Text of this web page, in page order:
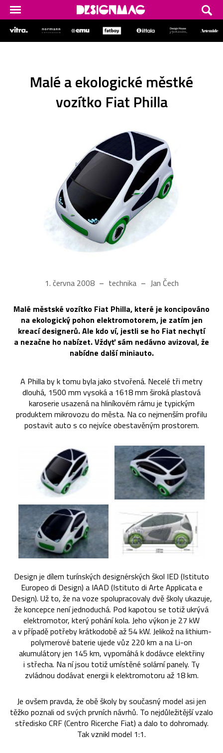
Malé a ekologické městké
vozítko Fiat Philla
1. června 2008 technika Jan Čech
Malé městské vozítko Fiat Philla, které je koncipováno
na ekologický pohon elektromotorem, je zatím jen
kreací designerů. Ale kdo ví, jestli se ho Fiat nechytí
a nezačne ho nabízet. Vždyť sám nedávno avizoval, že
nabídne další miniauto.
A Philla by k tomu byla jako stvořená. Necelé tři metry
dlouhá, 1500 mm vysoká a 1618 mm široká plastová
karoserie usazená na hliníkovém rámu je typickým
produktem mikrovozu do města. Na co nejmenším profilu
postavit auto s co nejvíce obestavěným prostorem.
Design je dílem turínských designérských škol IED (Istituto
Europeo di Design) a IAAD (Istituto di Arte Applicata e
Design). Už to, že na voze spolupracovaly dvě školy ukazuje,
že koncepce není jednoduchá. Pod kapotou se totiž ukrývá
elektromotor, který pohání kola. Jeho výkon je 27 kW
a v případě potřeby krátkodobě až 54 kW. Jelikož na lithium-
polymerové baterie ujede vůz 220 km a na Li-on
akumulátory jen 145 km, vypomáhá k dodávce elektřiny
i střecha. Na ní jsou totiž umístěné solární panely. Ty
zvládnou dodávat energii k elektromotoru až 18 km.
Je ovšem pravda, že obě školy by současný model asi jen
těžko poznali od svých prvních návrhů. To nejdůležitější vzalo
středisko CRF (Centro Ricerche Fiat) a dalo to dohromady.
Tak vznikl model 1:1.